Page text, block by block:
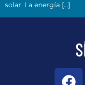
solar. La energía […]